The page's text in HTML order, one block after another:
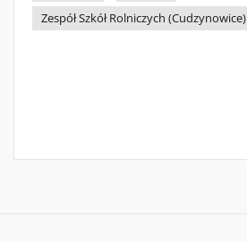
Zespół Szkół Rolniczych (Cudzynowice)